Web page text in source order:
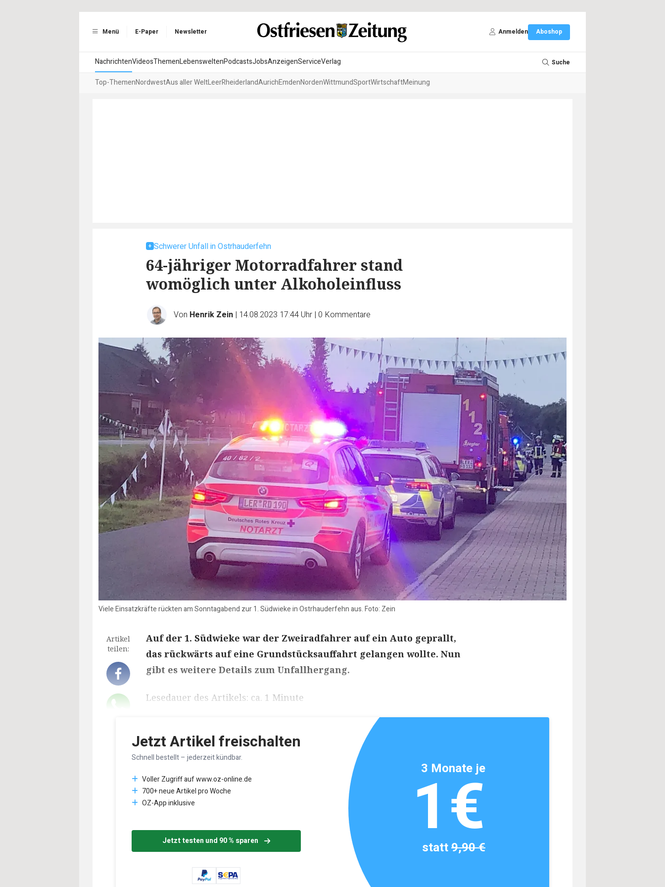
Menü E-Paper Newsletter Anmelden Aboshop
NachrichtenVideosThemenLebensweltenPodcastsJobsAnzeigenServiceVerlag Suche
Top-ThemenNordwestAus aller WeltLeerRheiderlandAurichEmdenNordenWittmundSportWirtschaftMeinung
Schwerer Unfall in Ostrhauderfehn
64-jähriger Motorradfahrer stand
womöglich unter Alkoholeinfluss
Von Henrik Zein | 14.08.2023 17:44 Uhr | 0 Kommentare
Viele Einsatzkräfte rückten am Sonntagabend zur 1. Südwieke in Ostrhauderfehn aus. Foto: Zein
Artikel
teilen:
Auf der 1. Südwieke war der Zweiradfahrer auf ein Auto geprallt,
das rückwärts auf eine Grundstücksauffahrt gelangen wollte. Nun
gibt es weitere Details zum Unfallhergang.
Lesedauer des Artikels: ca. 1 Minute
Jetzt Artikel freischalten
Schnell bestellt – jederzeit kündbar.
Voller Zugriff auf www.oz-online.de
700+ neue Artikel pro Woche
OZ-App inklusive
Jetzt testen und 90 % sparen
3 Monate je
1€
statt9,90 €